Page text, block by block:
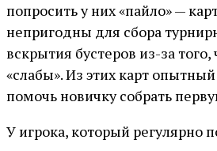
попросить у них «пайло» —
непригодны для сбора
вскрытия бустеров из-за
«слабы». Из этих карт
помочь новичку собрать
У игрока, который регулярно